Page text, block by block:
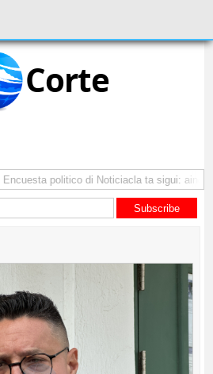
Corte
Encuesta politico di Noticiacla ta sigui: ainda
Subscribe